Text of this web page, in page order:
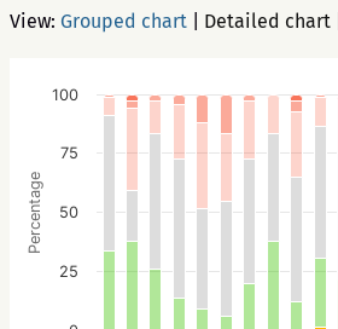
View: Grouped chart Detailed chart
Percentage
25
50
75
100